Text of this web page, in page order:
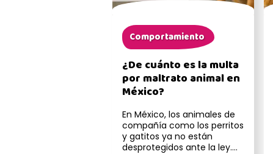
Comportamiento
¿De cuánto es la multa
por maltrato animal en
México?
En México, los animales de
compañía como los perritos
y gatitos ya no están
desprotegidos ante la ley.